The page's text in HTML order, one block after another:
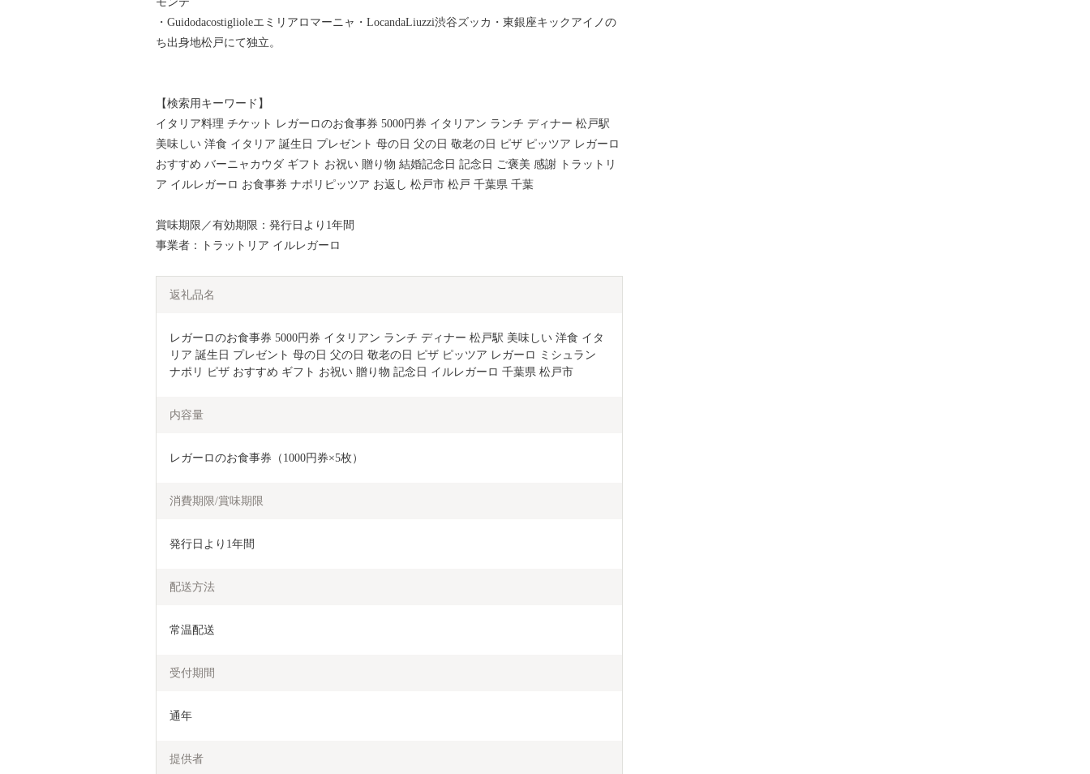
・Guidodacostiglioleエミリアロマーニャ・LocandaLiuzzi渋谷ズッカ・東銀座キックアイノの
ち出身地松戸にて独立。
【検索用キーワード】
イタリア料理 チケット レガーロのお食事券 5000円券 イタリアン ランチ ディナー 松戸駅
美味しい 洋食 イタリア 誕生日 プレゼント 母の日 父の日 敬老の日 ピザ ピッツア レガーロ
おすすめ バーニャカウダ ギフト お祝い 贈り物 結婚記念日 記念日 ご褒美 感謝 トラットリ
ア イルレガーロ お食事券 ナポリピッツア お返し 松戸市 松戸 千葉県 千葉
賞味期限／有効期限：発行日より1年間
事業者：トラットリア イルレガーロ
返礼品名
レガーロのお食事券 5000円券 イタリアン ランチ ディナー 松戸駅 美味しい 洋食 イタ
リア 誕生日 プレゼント 母の日 父の日 敬老の日 ピザ ピッツア レガーロ ミシュラン
ナポリ ピザ おすすめ ギフト お祝い 贈り物 記念日 イルレガーロ 千葉県 松戸市
内容量
レガーロのお食事券（1000円券×5枚）
消費期限/賞味期限
発行日より1年間
配送方法
常温配送
受付期間
通年
提供者